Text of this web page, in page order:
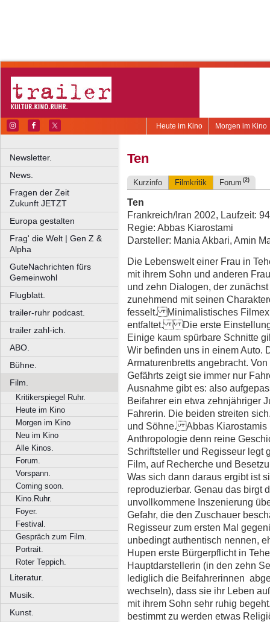
Morgen im Kino
Heute im Kino
Newsletter.
News.
Fragen der Zeit
Zukunft JETZT
Europa gestalten
Frag' die Welt | Gen Z &
Alpha
GuteNachrichten fürs
Gemeinwohl
Flugblatt.
trailer-ruhr podcast.
trailer zahl-ich.
ABO.
Bühne.
Film.
Kritikerspiegel Ruhr.
Heute im Kino
Morgen im Kino
Neu im Kino
Alle Kinos.
Forum.
Vorspann.
Coming soon.
Kino.Ruhr.
Foyer.
Festival.
Gespräch zum Film.
Portrait.
Roter Teppich.
Literatur.
Musik.
Kunst.
Ten
Kurzinfo Filmkritik Forum (2)
Ten
Frankreich/Iran 2002, Laufzeit:
Regie: Abbas Kiarostami
Darsteller: Mania Akbari, Amin
Die Lebenswelt einer Frau in
mit ihrem Sohn und anderen
und zehn Dialogen, der
zunehmend mit seinen
fesselt. Minimalistisches
entfaltet. Die erste Einstellung
Einige kaum spürbare Schnitte
Wir befinden uns in einem Auto.
Armaturenbretts angebracht.
Gefährts zeigt sie immer nur
Ausnahme gibt es: also
Beifahrer ein etwa zehnjähriger
Fahrerin. Die beiden streiten
und Söhne. Abbas Kiarostamis
Anthropologie denn reine
Schriftsteller und Regisseur legt
Film, auf Recherche und
Was sich dann daraus ergibt ist
reproduzierbar. Genau das birgt
unvollkommene Inszenierung
Gefahr, die den Zuschauer
Regisseur zum ersten Mal
unbedingt authentisch nennen,
Hupen erste Bürgerpflicht in
Hauptdarstellerin (in den zehn
lediglich die Beifahrerinnen
wechseln), dass sie ihr Leben
mit ihrem Sohn sehr ruhig
bestimmt zu werden etwas